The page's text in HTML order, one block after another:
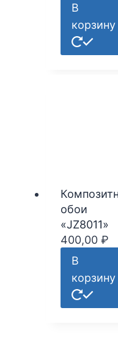
В
корзину
обои
«JZ8011»
400,00 ₽
В
корзину